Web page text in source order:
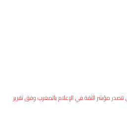
العالم
تتصدر مؤشر الثقة في الإعلام بالمغرب وفق تقرير